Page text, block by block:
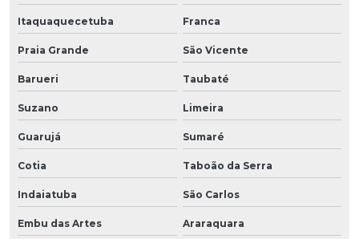
Itaquaquecetuba Franca
Praia Grande São Vicente
Barueri Taubaté
Suzano Limeira
Guarujá Sumaré
Cotia Taboão da Serra
Indaiatuba São Carlos
Embu das Artes Araraquara